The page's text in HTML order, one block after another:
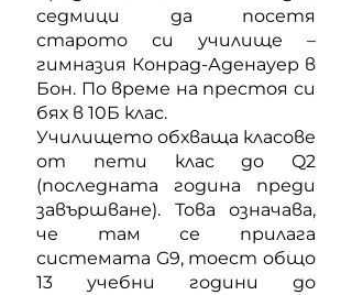
седмици да посетя
старото си училище –
гимназия Конрад-Аденауер в
Бон. По време на престоя си
бях в 10Б клас.
Училището обхваща класове
от пети клас до Q2
(последната година преди
завършване). Това означава,
че там се прилага
системата G9, тоест общо
13 учебни години до